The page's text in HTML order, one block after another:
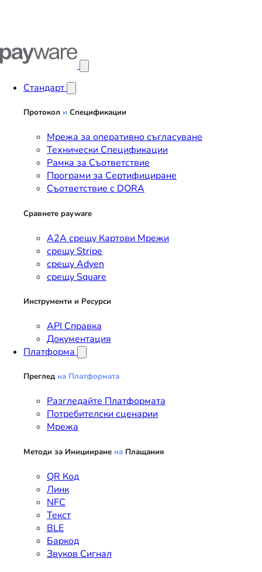
Стандарт
Протокол и Спецификации
Мрежа за оперативно съгласуване
Технически Спецификации
Рамка за Съответствие
Програми за Сертифициране
Съответствие с DORA
Сравнете payware
A2A срещу Картови Мрежи
срещу Stripe
срещу Adyen
срещу Square
Инструменти и Ресурси
API Справка
Документация
Платформа
Преглед на Платформата
Разгледайте Платформата
Потребителски сценарии
Мрежа
Методи за Иницииране на Плащания
QR Код
Линк
NFC
Текст
BLE
Баркод
Звуков Сигнал